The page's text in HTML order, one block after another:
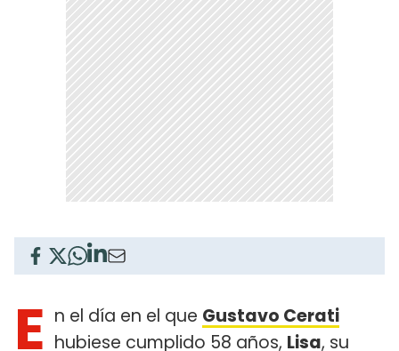
E n el día en el que Gustavo Cerati
hubiese cumplido 58 años, Lisa, su